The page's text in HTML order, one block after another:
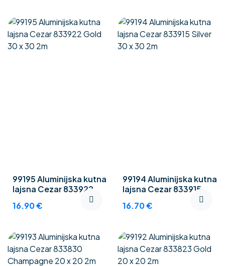
99195 Aluminijska kutna
lajsna Cezar 833922
16.90€
99194 Aluminijska kutna
lajsna Cezar 833915
16.70€